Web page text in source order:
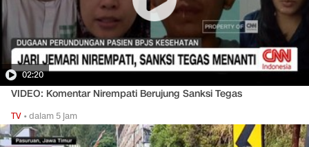
02:20
VIDEO: Komentar Nirempati Berujung Sanksi Tegas
TV •dalam 5 jam